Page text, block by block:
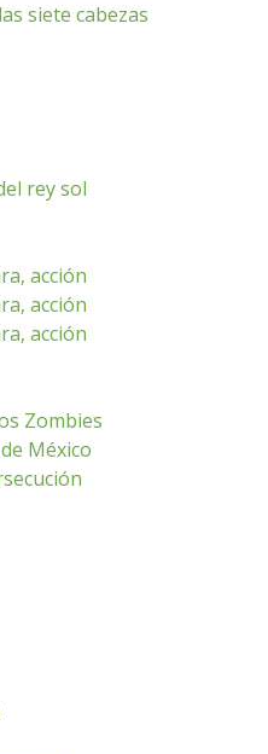
siete cabezas
rey sol
acción
acción
acción
Zombies
México